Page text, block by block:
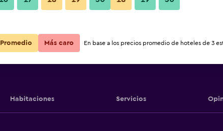
Habitaciones Servicios
Promedio Más caro En base a los precios promedio de hoteles de 3